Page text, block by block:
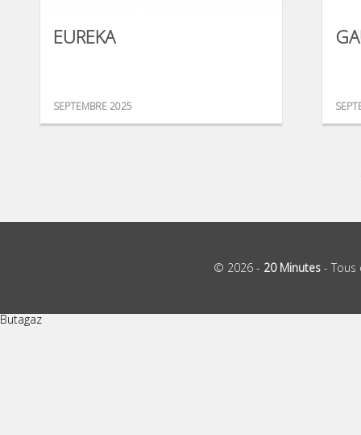
EUREKA
SEPTEMBRE 2025
© 2026 - 20 Minutes -
Butagaz